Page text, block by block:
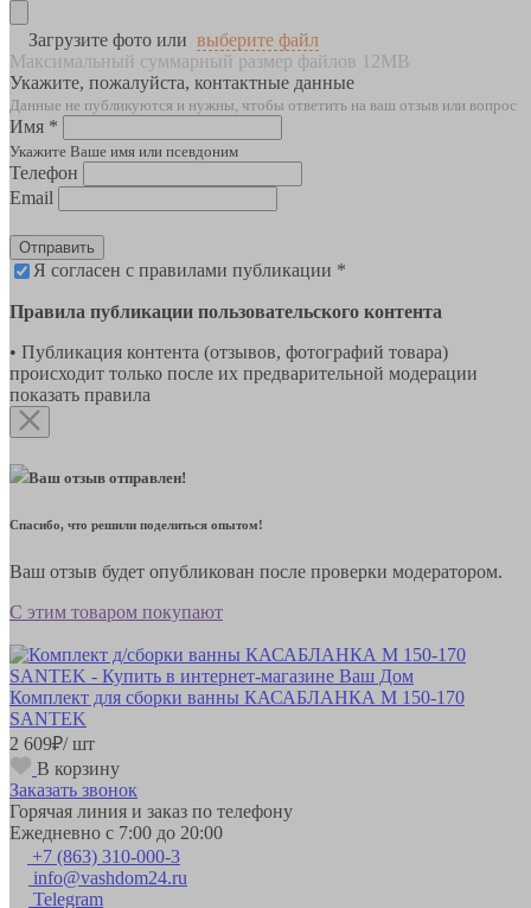
Загрузите фото или выберите файл
Максимальный суммарный размер файлов 12MB
Укажите, пожалуйста, контактные данные
Данные не публикуются и нужны, чтобы ответить на ваш отзыв или вопрос
Имя *
Укажите Ваше имя или псевдоним
Телефон
Email
Отправить
Я согласен с правилами публикации *
Правила публикации пользовательского контента
• Публикация контента (отзывов, фотографий товара)
происходит только после их предварительной модерации
показать правила
Ваш отзыв отправлен!
Спасибо, что решили поделиться опытом!
Ваш отзыв будет опубликован после проверки модератором.
С этим товаром покупают
Комплект для сборки ванны КАСАБЛАНКА М 150-170
SANTEK
2 609₽/ шт
В корзину
Заказать звонок
Горячая линия и заказ по телефону
Ежедневно с 7:00 до 20:00
+7 (863) 310-000-3
info@vashdom24.ru
Telegram